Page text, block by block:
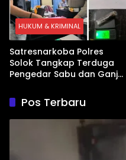
HUKUM & KRIMINAL
Satresnarkoba Polres
Solok Tangkap Terduga
Pengedar Sabu dan Ganja
Pos Terbaru